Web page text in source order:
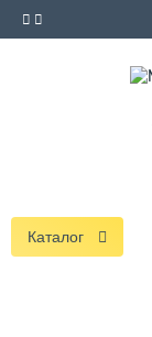
Каталог